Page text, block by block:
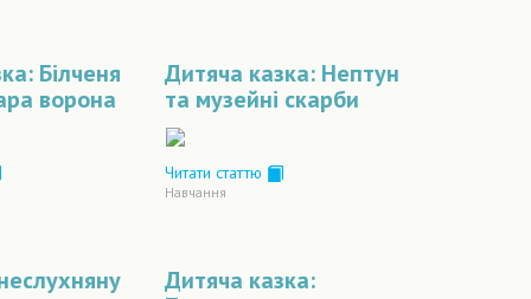
Білченя
ворона
Дитяча казка: Нептун
та музейні скарби
Читати статтю
Навчання
Дитяча казка: